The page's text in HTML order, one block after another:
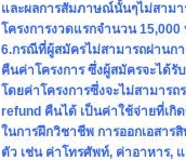
และผลการสัมภาษณ์นั้นๆไม่สาม
โครงการงวดแรกจำนวน 15,000
6.กรณีที่ผู้สมัครไม่สามารถผ่านก
คืนค่าโครงการ ซึ่งผู้สมัครจะได้รั
โดยค่าโครงการซึ่งจะไม่สามาร
refund คืนได้ เป็นค่าใช้จ่ายที่เกิ
ในการฝึกวิชาชีพ การออกเอสาร
ตัว เช่น ค่าโทรศัพท์, ค่าอาหาร,